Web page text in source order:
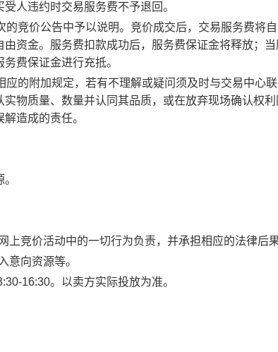
人违约时交易服务费不予退回。
竞价公告中予以说明。竞价成交后，交易服务费将
资金。服务费扣款成功后，服务费保证金将释放；当
费保证金进行充抵。
的附加规定，若有不理解或疑问须及时与交易中心联
物质量、数量并认同其品质，或在放弃现场确认权利
造成的责任。
竞价活动中的一切行为负责，并承担相应的法律后果
意向资源等。
16:30。以卖方实际投放为准。